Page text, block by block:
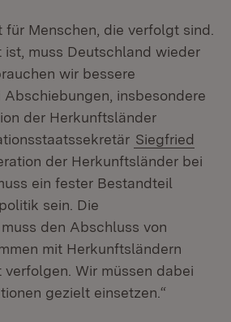
für Menschen, die verfolgt sind.
muss Deutschland wieder
wir bessere
insbesondere
der Herkunftsländer
Siegfried
der Herkunftsländer bei
ein fester Bestandteil
sein. Die
den Abschluss von
mit Herkunftsländern
verfolgen. Wir müssen dabei
gezielt einsetzen.“